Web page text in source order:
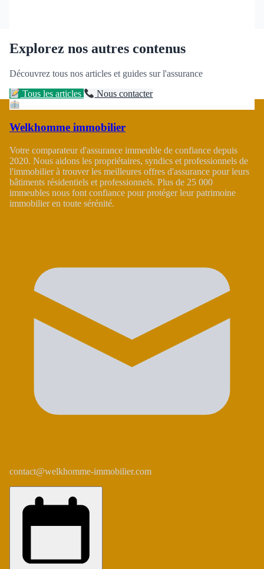
Explorez nos autres contenus
Découvrez tous nos articles et guides sur l'assurance
Tous les articles Nous contacter
Welkhomme immobilier
Votre comparateur d'assurance immeuble de confiance depuis
2020. Nous aidons les propriétaires, syndics et professionnels de
l'immobilier à trouver les meilleures offres d'assurance pour leurs
bâtiments résidentiels et professionnels. Plus de 25 000
immeubles nous font confiance pour protéger leur patrimoine
immobilier en toute sérénité.
contact@welkhomme-immobilier.com